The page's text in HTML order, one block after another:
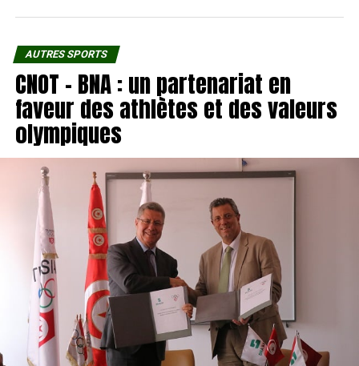
AUTRES SPORTS
CNOT – BNA : un partenariat en
faveur des athlètes et des valeurs
olympiques